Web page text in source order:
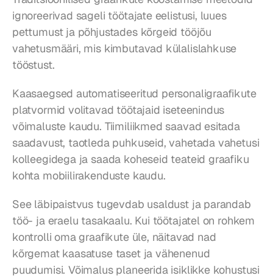
ignoreerivad sageli töötajate eelistusi, luues
pettumust ja põhjustades kõrgeid tööjõu
vahetusmääri, mis kimbutavad külalislahkuse
tööstust.
Kaasaegsed automatiseeritud personaligraafikute
platvormid volitavad töötajaid iseteenindus
võimaluste kaudu. Tiimiliikmed saavad esitada
saadavust, taotleda puhkuseid, vahetada vahetusi
kolleegidega ja saada koheseid teateid graafiku
kohta mobiilirakenduste kaudu.
See läbipaistvus tugevdab usaldust ja parandab
töö- ja eraelu tasakaalu. Kui töötajatel on rohkem
kontrolli oma graafikute üle, näitavad nad
kõrgemat kaasatuse taset ja vähenenud
puudumisi. Võimalus planeerida isiklikke kohustusi